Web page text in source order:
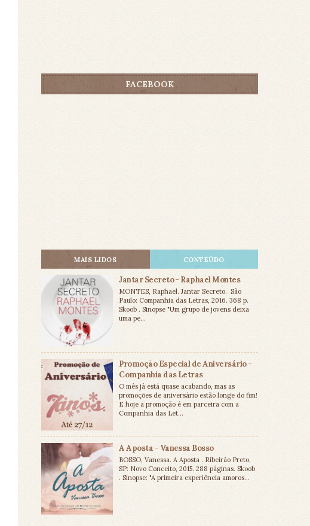
FACEBOOK
MAIS LIDOS CONTEÚDO
Jantar Secreto - Raphael Montes
MONTES, Raphael. Jantar Secreto. São
Paulo: Companhia das Letras, 2016. 368 p.
Skoob . Sinopse "Um grupo de jovens deixa
uma pe...
Promoção Especial de Aniversário -
Companhia das Letras
O mês já está quase acabando, mas as
promoções de aniversário estão longe do fim!
E hoje a promoção é em parceira com a
Companhia das Let...
A Aposta - Vanessa Bosso
BOSSO, Vanessa. A Aposta . Ribeirão Preto,
SP: Novo Conceito, 2015. 288 páginas. Skoob
. Sinopse: "A primeira experiência amoros...